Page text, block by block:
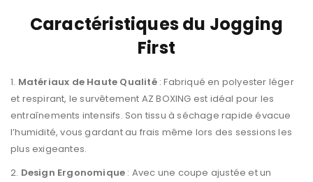
Caractéristiques du Jogging
First
Matériaux de Haute Qualité: Fabriqué en polyester léger
et respirant, le survêtement AZ BOXING est idéal pour les
entraînements intensifs. Son tissu à séchage rapide évacue
l’humidité, vous gardant au frais même lors des sessions les
plus exigeantes.
Design Ergonomique : Avec une coupe ajustée et un